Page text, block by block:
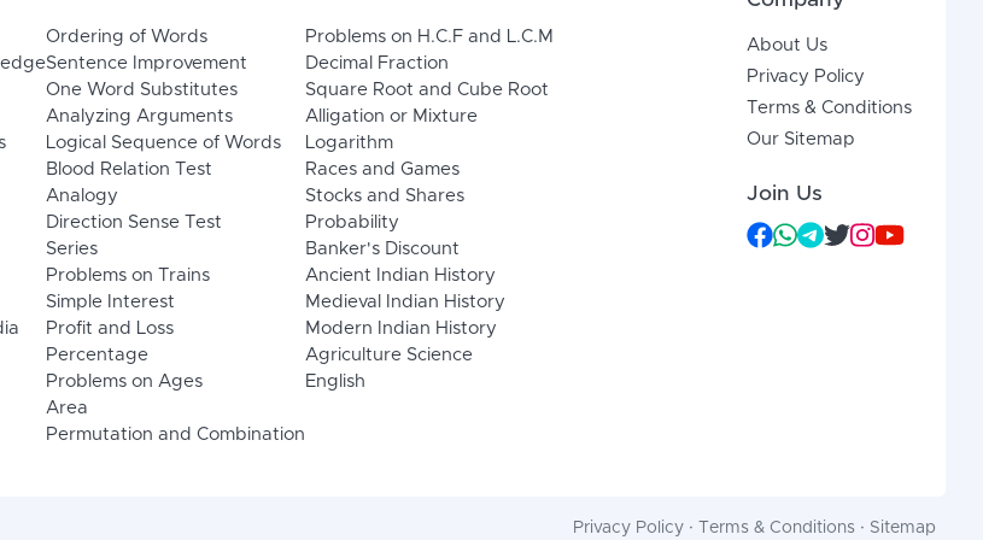
Ordering of Words
Sentence Improvement
One Word Substitutes
Analyzing Arguments
Logical Sequence of Words
Blood Relation Test
Analogy
Direction Sense Test
Series
Problems on Trains
Simple Interest
Profit and Loss
Percentage
Problems on Ages
Area
Permutation and Combination
Problems on H.C.F and L.C.M
Decimal Fraction
Square Root and Cube Root
Alligation or Mixture
Logarithm
Races and Games
Stocks and Shares
Probability
Banker's Discount
Ancient Indian History
Medieval Indian History
Modern Indian History
Agriculture Science
English
About Us
Privacy Policy
Terms & Conditions
Our Sitemap
Join Us
Privacy Policy · Terms & Conditions · Sitemap